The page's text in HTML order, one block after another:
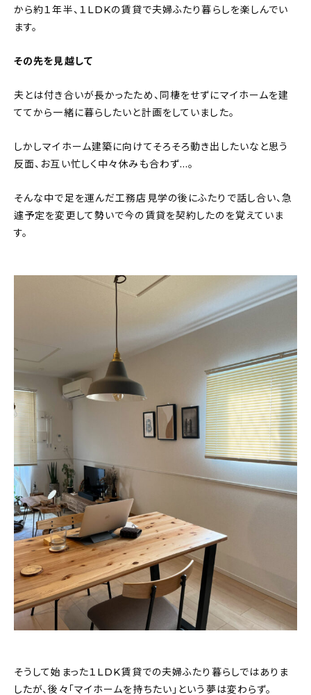
から約１年半、１LDKの賃貸で夫婦ふたり暮らしを楽しんでい
ます。
その先を見越して
夫とは付き合いが長かったため、同棲をせずにマイホームを建
ててから一緒に暮らしたいと計画をしていました。
しかしマイホーム建築に向けてそろそろ動き出したいなと思う
反面、お互い忙しく中々休みも合わず…。
そんな中で足を運んだ工務店見学の後にふたりで話し合い、急
遽予定を変更して勢いで今の賃貸を契約したのを覚えていま
す。
そうして始まった１LDK賃貸での夫婦ふたり暮らしではありま
したが、後々「マイホームを持ちたい」という夢は変わらず。